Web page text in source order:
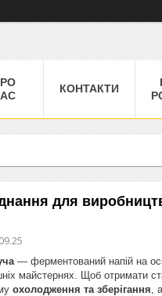
КОНТАКТИ
для
— ферментований напій на
майстернях. Щоб отримати
охолодження та зберігання ,